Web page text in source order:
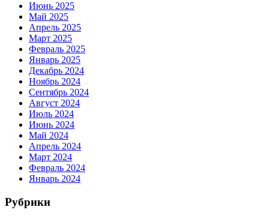
Июнь 2025
Май 2025
Апрель 2025
Март 2025
Февраль 2025
Январь 2025
Декабрь 2024
Ноябрь 2024
Сентябрь 2024
Август 2024
Июль 2024
Июнь 2024
Май 2024
Апрель 2024
Март 2024
Февраль 2024
Январь 2024
Рубрики